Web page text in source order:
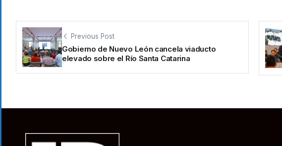
Previous Post
Gobierno de Nuevo León cancela viaducto
elevado sobre el Río Santa Catarina